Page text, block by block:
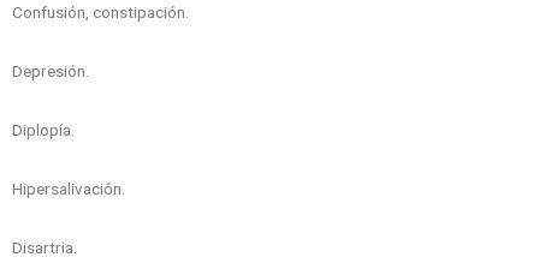
Confusión, constipación.
Depresión.
Diplopía.
Hipersalivación.
Disartria.